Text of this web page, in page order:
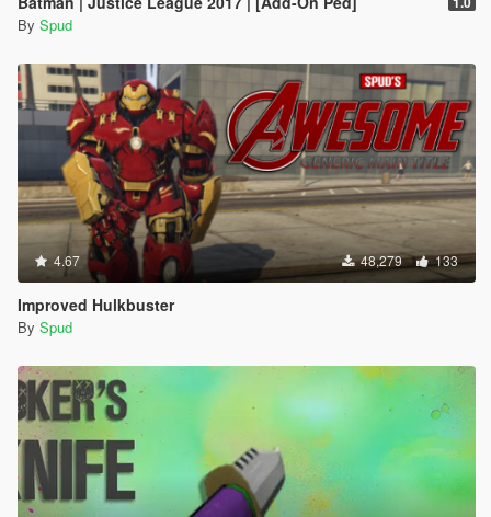
By Spud
4.67 48,279 133
Improved Hulkbuster
By Spud